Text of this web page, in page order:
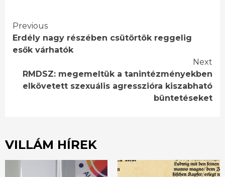
Continue
Reading
Previous
Erdély nagy részében csütörtök reggelig
esők várhatók
Next
RMDSZ: megemeltük a tanintézményekben
elkövetett szexuális agresszióra kiszabható
büntetéseket
VILLÁM HÍREK